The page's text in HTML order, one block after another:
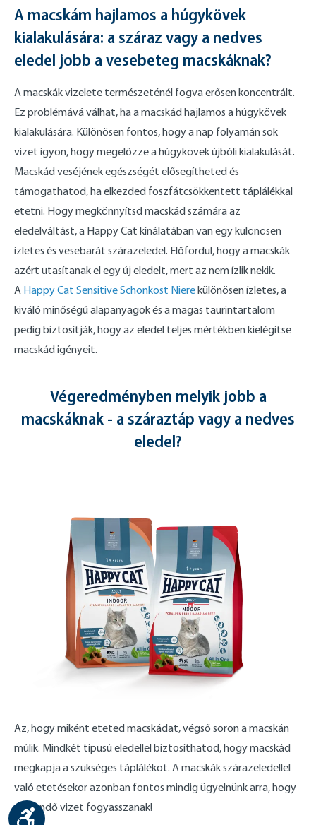
A macskám hajlamos a húgykövek
kialakulására: a száraz vagy a nedves
eledel jobb a vesebeteg macskáknak?
A macskák vizelete természeténél fogva erősen koncentrált.
Ez problémává válhat, ha a macskád hajlamos a húgykövek
kialakulására. Különösen fontos, hogy a nap folyamán sok
vizet igyon, hogy megelőzze a húgykövek újbóli kialakulását.
Macskád veséjének egészségét elősegítheted és
támogathatod, ha elkezded foszfátcsökkentett táplálékkal
etetni. Hogy megkönnyítsd macskád számára az
eledelváltást, a Happy Cat kínálatában van egy különösen
ízletes és vesebarát szárazeledel. Előfordul, hogy a macskák
azért utasítanak el egy új eledelt, mert az nem ízlik nekik.
A Happy Cat Sensitive Schonkost Nierekülönösen ízletes, a
kiváló minőségű alapanyagok és a magas taurintartalom
pedig biztosítják, hogy az eledel teljes mértékben kielégítse
macskád igényeit.
Végeredményben melyik jobb a
macskáknak - a száraztáp vagy a nedves
eledel?
Az, hogy miként eteted macskádat, végső soron a macskán
múlik. Mindkét típusú eledellel biztosíthatod, hogy macskád
megkapja a szükséges táplálékot. A macskák szárazeledellel
való etetésekor azonban fontos mindig ügyelnünk arra, hogy
elegendő vizet fogyasszanak!
Show toolbar